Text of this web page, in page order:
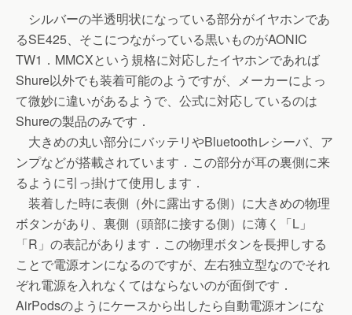
シルバーの半透明状になっている部分がイヤホンであ
るSE425、そこにつながっている黒いものがAONIC
TW1．MMCXという規格に対応したイヤホンであれば
Shure以外でも装着可能のようですが、メーカーによっ
て微妙に違いがあるようで、公式に対応しているのは
Shureの製品のみです．
大きめの丸い部分にバッテリやBluetoothレシーバ、ア
ンプなどが搭載されています．この部分が耳の裏側に来
るように引っ掛けて使用します．
装着した時に表側（外に露出する側）に大きめの物理
ボタンがあり、裏側（頭部に接する側）に薄く「L」
「R」の表記があります．この物理ボタンを長押しする
ことで電源オンになるのですが、左右独立型なのでそれ
ぞれ電源を入れなくてはならないのが面倒です．
AirPodsのようにケースから出したら自動電源オンにな